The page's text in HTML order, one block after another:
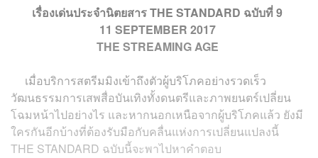
เรื่องเด่นประจำนิตยสาร THE STANDARD ฉบับที่ 9
11 SEPTEMBER 2017
THE STREAMING AGE
เมื่อบริการสตรีมมิงเข้าถึงตัวผู้บริโภคอย่างรวดเร็ว
วัฒนธรรมการเสพสื่อบันเทิงทั้งดนตรีและภาพยนตร์เปลี่ยน
โฉมหน้าไปอย่างไร และหากนอกเหนือจากผู้บริโภคแล้ว ยังมี
ใครกันอีกบ้างที่ต้องรับมือกับคลื่นแห่งการเปลี่ยนแปลงนี้
THE STANDARD ฉบับนี้จะพาไปหาคำตอบ